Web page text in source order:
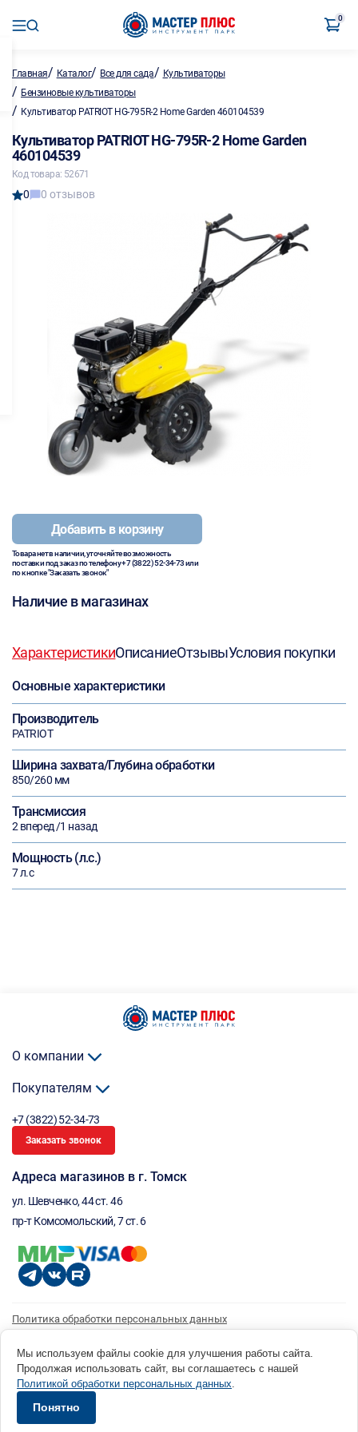
0
Главная/ Каталог/ Все для сада/ Культиваторы
/ Бензиновые культиваторы
/ Культиватор PATRIOT HG-795R-2 Home Garden 460104539
Культиватор PATRIOT HG-795R-2 Home Garden
460104539
Код товара: 52671
0 0 отзывов
Добавить в корзину
Товара нет в наличии, уточняйте возможность
поставки под заказ по телефону+7 (3822) 52-34-73или
по кнопке "Заказать звонок"
Наличие в магазинах
ХарактеристикиОписаниеОтзывыУсловия покупки
Основные характеристики
Производитель
PATRIOT
Ширина захвата/Глубина обработки
850/260 мм
Трансмиссия
2 вперед /1 назад
Мощность (л.с.)
7 л.с
О компании
Покупателям
+7 (3822) 52-34-73
Заказать звонок
Адреса магазинов в г. Томск
ул. Шевченко, 44 ст. 46
пр-т Комсомольский, 7 ст. 6
Политика обработки персональных данных
Согласие на получение рассылки
© 1996 - 2026 инструмент парк «Мастер Плюс» Россия, г. Томск, ул. Шевченко, 44 ст. 46, (3822) 52-34-
73 okp@masterplus.tomsk.ru ИП Брусницын Д.Н. ИНН 701700002741
Мы используем файлы cookie для улучшения работы сайта.
Продолжая использовать сайт, вы соглашаетесь с нашей
Политикой обработки персональных данных.
Понятно